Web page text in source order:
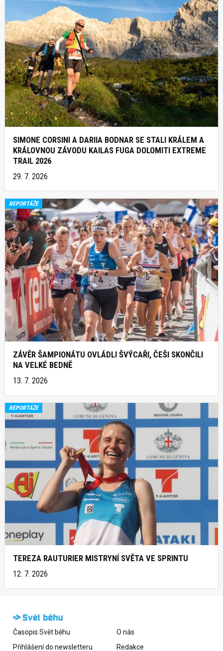
SIMONE CORSINI A DARIIA BODNAR SE STALI KRÁLEM A
KRÁLOVNOU ZÁVODU KAILAS FUGA DOLOMITI EXTREME
TRAIL 2026
29. 7. 2026
REPORTÁŽE
ZÁVĚR ŠAMPIONÁTU OVLÁDLI ŠVÝCAŘI, ČEŠI SKONČILI
NA VELKÉ BEDNĚ
13. 7. 2026
REPORTÁŽE
TEREZA RAUTURIER MISTRYNÍ SVĚTA VE SPRINTU
12. 7. 2026
Časopis Svět běhu
Přihlášení do newsletteru
O nás
Redakce